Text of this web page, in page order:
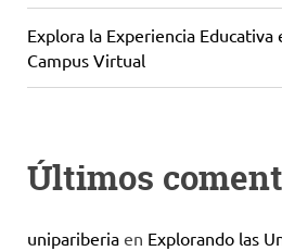
Explora la Experiencia Educativa
Campus Virtual
Últimos
unipariberia en Explorando las